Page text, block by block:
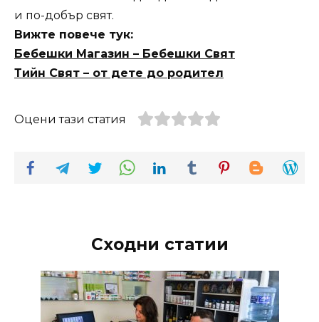
и по-добър свят.
Вижте повече тук:
Бебешки Магазин – Бебешки Свят
Тийн Свят – от дете до родител
Оцени тази статия
Сходни статии